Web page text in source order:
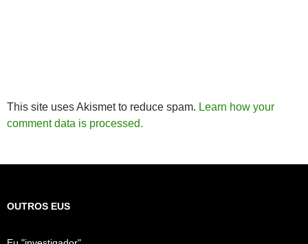
This site uses Akismet to reduce spam. Learn how your
comment data is processed.
OUTROS EUS